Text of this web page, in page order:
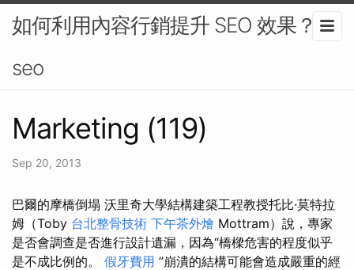
如何利用內容行銷提升 SEO 效果？-
seo
Marketing (119)
Sep 20, 2013
巴爾的摩橋倒塌 沃里奇大學結構建築工程教授托比·莫特拉
姆（Toby 台北整骨技術 下午茶外燴 Mottram）說，專家
是否會調查是否進行設計遺漏，因為“橋樑危害的程度似乎
是不成比例的。 假牙費用 ”崩潰的結構可能會造成嚴重的經